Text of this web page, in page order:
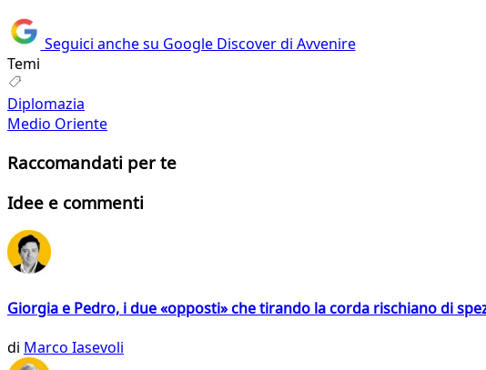
Seguici anche su Google Discover di Avvenire
Temi
Diplomazia
Medio Oriente
Raccomandati per te
Idee e commenti
Giorgia e Pedro, i due «opposti» che tirando la corda rischiano di
di Marco Iasevoli